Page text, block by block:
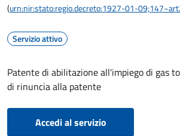
(urn:nir:stato:regio.decreto:1927-01-
Servizio attivo
Patente di abilitazione all'impiego di gas
di rinuncia alla patente
Accedi al servizio